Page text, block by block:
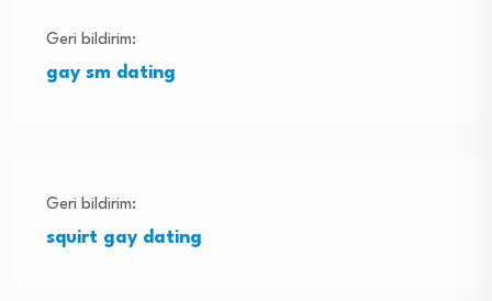
Geri bildirim:
gay sm dating
Geri bildirim:
squirt gay dating